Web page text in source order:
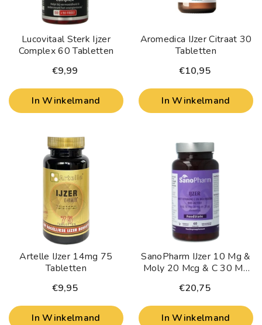
Lucovitaal Sterk Ijzer
Complex 60 Tabletten
€9,99
In Winkelmand
Aromedica IJzer Citraat 30
Tabletten
€10,95
In Winkelmand
Artelle IJzer 14mg 75
Tabletten
€9,95
In Winkelmand
SanoPharm IJzer 10 Mg &
Moly 20 Mcg & C 30 Mg
€20,75
In Winkelmand